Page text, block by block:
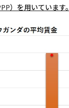
）を用いています。